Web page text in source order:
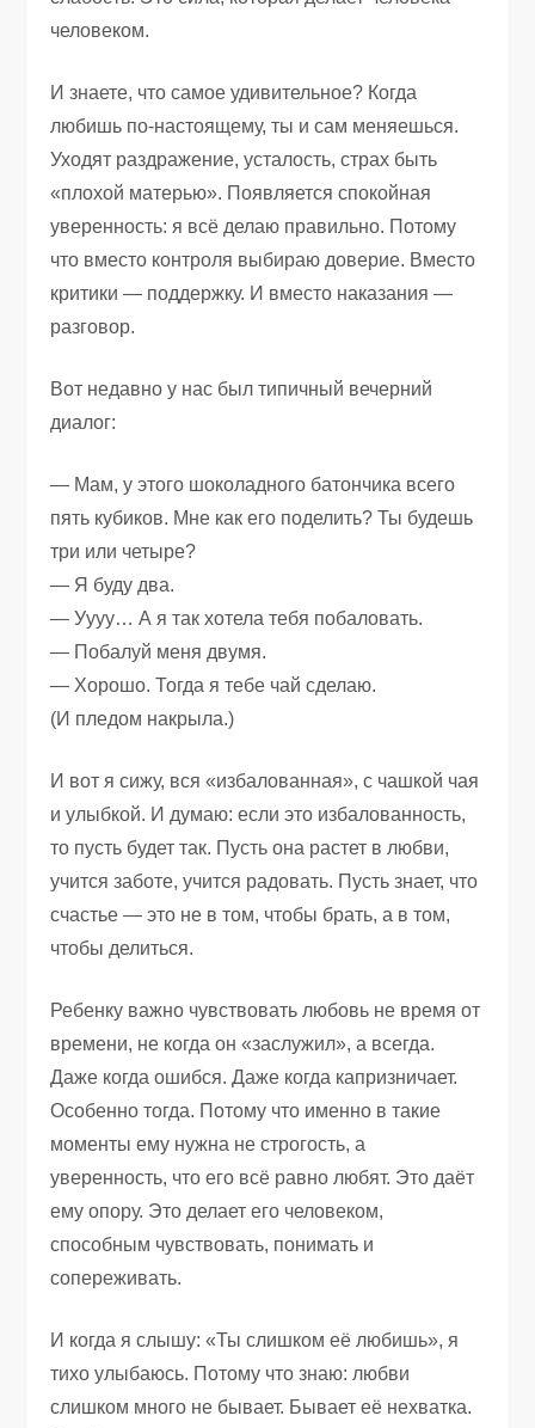
человеком.
И знаете, что самое удивительное? Когда
любишь по-настоящему, ты и сам меняешься.
Уходят раздражение, усталость, страх быть
«плохой матерью». Появляется спокойная
уверенность: я всё делаю правильно. Потому
что вместо контроля выбираю доверие. Вместо
критики — поддержку. И вместо наказания —
разговор.
Вот недавно у нас был типичный вечерний
диалог:
— Мам, у этого шоколадного батончика всего
пять кубиков. Мне как его поделить? Ты будешь
три или четыре?
— Я буду два.
— Уууу… А я так хотела тебя побаловать.
— Побалуй меня двумя.
— Хорошо. Тогда я тебе чай сделаю.
(И пледом накрыла.)
И вот я сижу, вся «избалованная», с чашкой чая
и улыбкой. И думаю: если это избалованность,
то пусть будет так. Пусть она растет в любви,
учится заботе, учится радовать. Пусть знает, что
счастье — это не в том, чтобы брать, а в том,
чтобы делиться.
Ребенку важно чувствовать любовь не время от
времени, не когда он «заслужил», а всегда.
Даже когда ошибся. Даже когда капризничает.
Особенно тогда. Потому что именно в такие
моменты ему нужна не строгость, а
уверенность, что его всё равно любят. Это даёт
ему опору. Это делает его человеком,
способным чувствовать, понимать и
сопереживать.
И когда я слышу: «Ты слишком её любишь», я
тихо улыбаюсь. Потому что знаю: любви
слишком много не бывает. Бывает её нехватка.